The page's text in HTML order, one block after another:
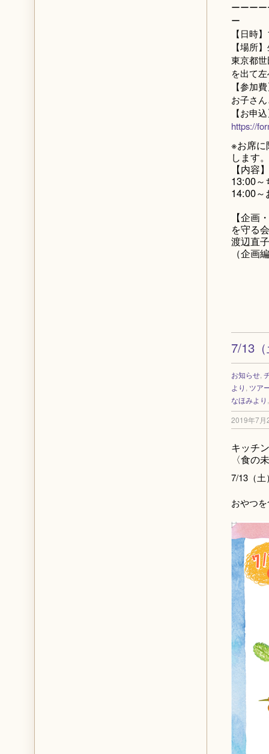
ーーー
ー
【日時
【場所
東京都
を出て
【参加
お子さ
【お申
https://
※お席に
します。
【内容】
13:00
14:00～
【企画
を守る
渡辺直
（企画
7/13
お知らせ,
より ツア
なほみより
2019年7月
キッチ
〈食の
7/13（
おやつ